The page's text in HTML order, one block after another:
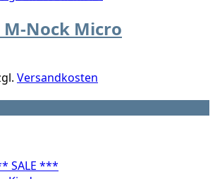
M-Nock Micro
Versandkosten
SALE ***